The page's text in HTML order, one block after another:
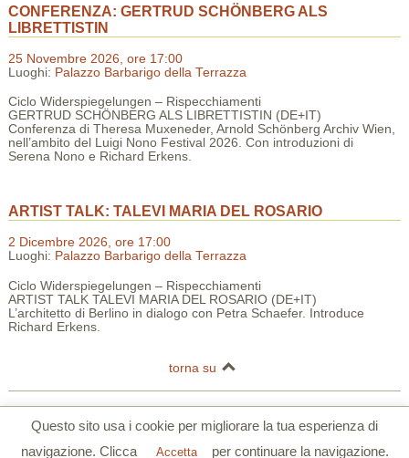
CONFERENZA: GERTRUD SCHÖNBERG ALS
LIBRETTISTIN
25 Novembre 2026, ore 17:00
Luoghi: Palazzo Barbarigo della Terrazza
Ciclo Widerspiegelungen – Rispecchiamenti
GERTRUD SCHÖNBERG ALS LIBRETTISTIN (DE+IT)
Conferenza di Theresa Muxeneder, Arnold Schönberg Archiv Wien,
nell’ambito del Luigi Nono Festival 2026. Con introduzioni di
Serena Nono e Richard Erkens.
ARTIST TALK: TALEVI MARIA DEL ROSARIO
2 Dicembre 2026, ore 17:00
Luoghi: Palazzo Barbarigo della Terrazza
Ciclo Widerspiegelungen – Rispecchiamenti
ARTIST TALK TALEVI MARIA DEL ROSARIO (DE+IT)
L’architetto di Berlino in dialogo con Petra Schaefer. Introduce
Richard Erkens.
torna su
S.Polo 2765/a Calle Corner 30125 Venezia
Tel. 0039 041 5206355 | Fax. 0039 041 5206780 |www.dszv.it|Privacy
Questo sito usa i cookie per migliorare la tua esperienza di
navigazione. Clicca
Accetta per continuare la navigazione.